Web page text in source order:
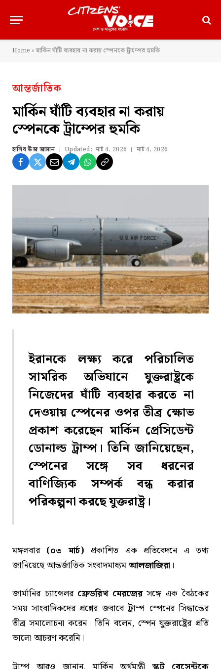
Home »মার্কিন ঘাঁটি ব্যবহার না করায় স্পেনকে ট্রাম্পের হুমকি
আন্তর্জাতিক
মার্কিন ঘাঁটি ব্যবহার না করায়
স্পেনকে ট্রাম্পের হুমকি
হাসিব উজ জামান Updated: মার্চ 4, 2026 মার্চ 4, 2026
ইরানকে লক্ষ্য করে পরিচালিত
সামরিক অভিযানে যুক্তরাষ্ট্রকে
নিজেদের ঘাঁটি ব্যবহার করতে না
দেওয়ায় স্পেনের ওপর তীব্র ক্ষোভ
প্রকাশ করেছেন মার্কিন প্রেসিডেন্ট
ডোনাল্ড ট্রাম্প। তিনি জানিয়েছেন,
স্পেনের সঙ্গে সব ধরনের
বাণিজ্যিক সম্পর্ক বন্ধ করার
পরিকল্পনা করছে যুক্তরাষ্ট্র।
মঙ্গলবার (০৩ মার্চ) প্রকাশিত এক প্রতিবেদনে এ তথ্য
জানিয়েছে আন্তর্জাতিক সংবাদমাধ্যমআলজাজিরা ।
জার্মানির চ্যান্সেলর ফ্রেডরিখ মেরজেরসঙ্গে এক বৈঠকের
সময় সাংবাদিকদের প্রশ্নের জবাবে ট্রাম্প স্পেনের সিদ্ধান্তের
তীব্র সমালোচনা করেন। তিনি বলেন, স্পেন যুক্তরাষ্ট্রের প্রতি
ভালো আচরণ করেনি।